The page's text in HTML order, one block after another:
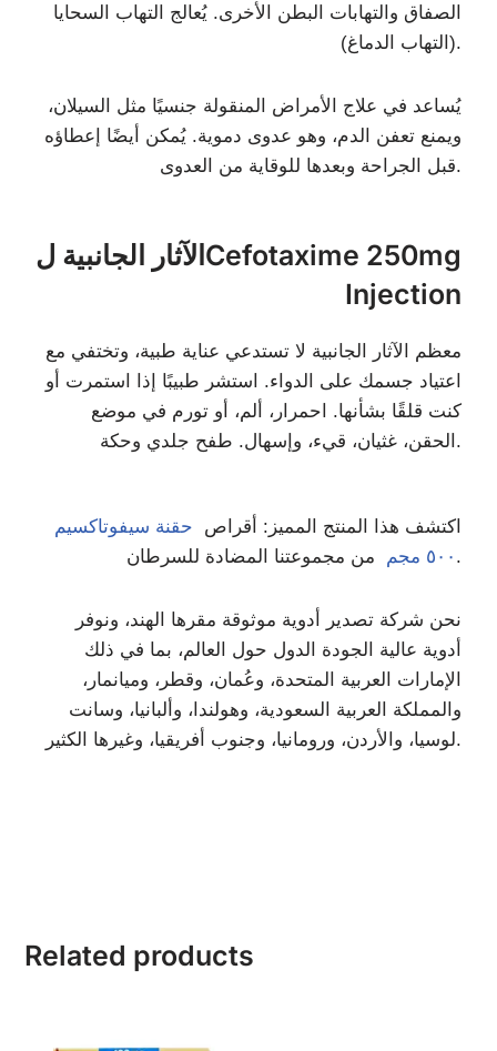
الصفاق والتهابات البطن الأخرى. يُعالج التهاب السحايا
(التهاب الدماغ).
يُساعد في علاج الأمراض المنقولة جنسيًا مثل السيلان،
ويمنع تعفن الدم، وهو عدوى دموية. يُمكن أيضًا إعطاؤه
قبل الجراحة وبعدها للوقاية من العدوى.
الآثار الجانبية لCefotaxime 250mg
Injection
معظم الآثار الجانبية لا تستدعي عناية طبية، وتختفي مع
اعتياد جسمك على الدواء. استشر طبيبًا إذا استمرت أو
كنت قلقًا بشأنها. احمرار، ألم، أو تورم في موضع
الحقن، غثيان، قيء، وإسهال. طفح جلدي وحكة.
اكتشف هذا المنتج المميز: أقراص حقنة سيفوتاكسيم
٥٠٠ مجم من مجموعتنا المضادة للسرطان.
نحن شركة تصدير أدوية موثوقة مقرها الهند، ونوفر
أدوية عالية الجودة الدول حول العالم، بما في ذلك
الإمارات العربية المتحدة، وعُمان، وقطر، وميانمار،
والمملكة العربية السعودية، وهولندا، وألبانيا، وسانت
لوسيا، والأردن، ورومانيا، وجنوب أفريقيا، وغيرها الكثير.
Related products